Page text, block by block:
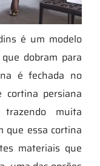
é um modelo
dobram para
é fechada no
cortina persiana
muita
que essa cortina
materiais que